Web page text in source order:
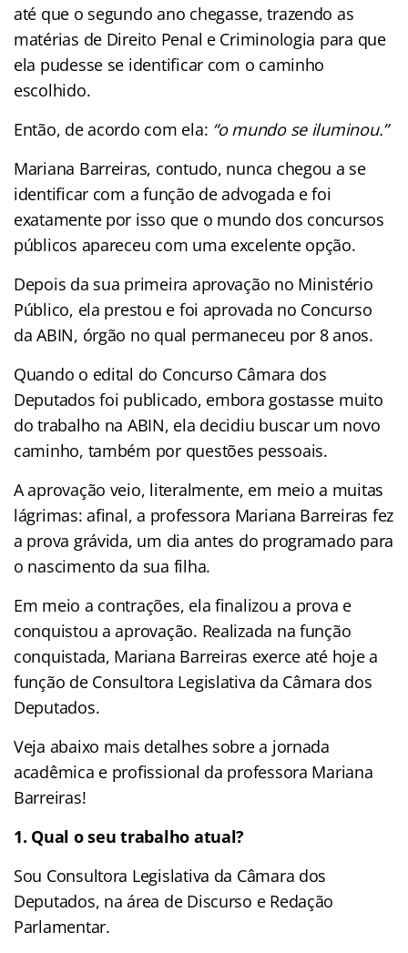
até que o segundo ano chegasse, trazendo as
matérias de Direito Penal e Criminologia para que
ela pudesse se identificar com o caminho
escolhido.
Então, de acordo com ela: “o mundo se iluminou.”
Mariana Barreiras, contudo, nunca chegou a se
identificar com a função de advogada e foi
exatamente por isso que o mundo dos concursos
públicos apareceu com uma excelente opção.
Depois da sua primeira aprovação no Ministério
Público, ela prestou e foi aprovada no Concurso
da ABIN, órgão no qual permaneceu por 8 anos.
Quando o edital do Concurso Câmara dos
Deputados foi publicado, embora gostasse muito
do trabalho na ABIN, ela decidiu buscar um novo
caminho, também por questões pessoais.
A aprovação veio, literalmente, em meio a muitas
lágrimas: afinal, a professora Mariana Barreiras fez
a prova grávida, um dia antes do programado para
o nascimento da sua filha.
Em meio a contrações, ela finalizou a prova e
conquistou a aprovação. Realizada na função
conquistada, Mariana Barreiras exerce até hoje a
função de Consultora Legislativa da Câmara dos
Deputados.
Veja abaixo mais detalhes sobre a jornada
acadêmica e profissional da professora Mariana
Barreiras!
1. Qual o seu trabalho atual?
Sou Consultora Legislativa da Câmara dos
Deputados, na área de Discurso e Redação
Parlamentar.